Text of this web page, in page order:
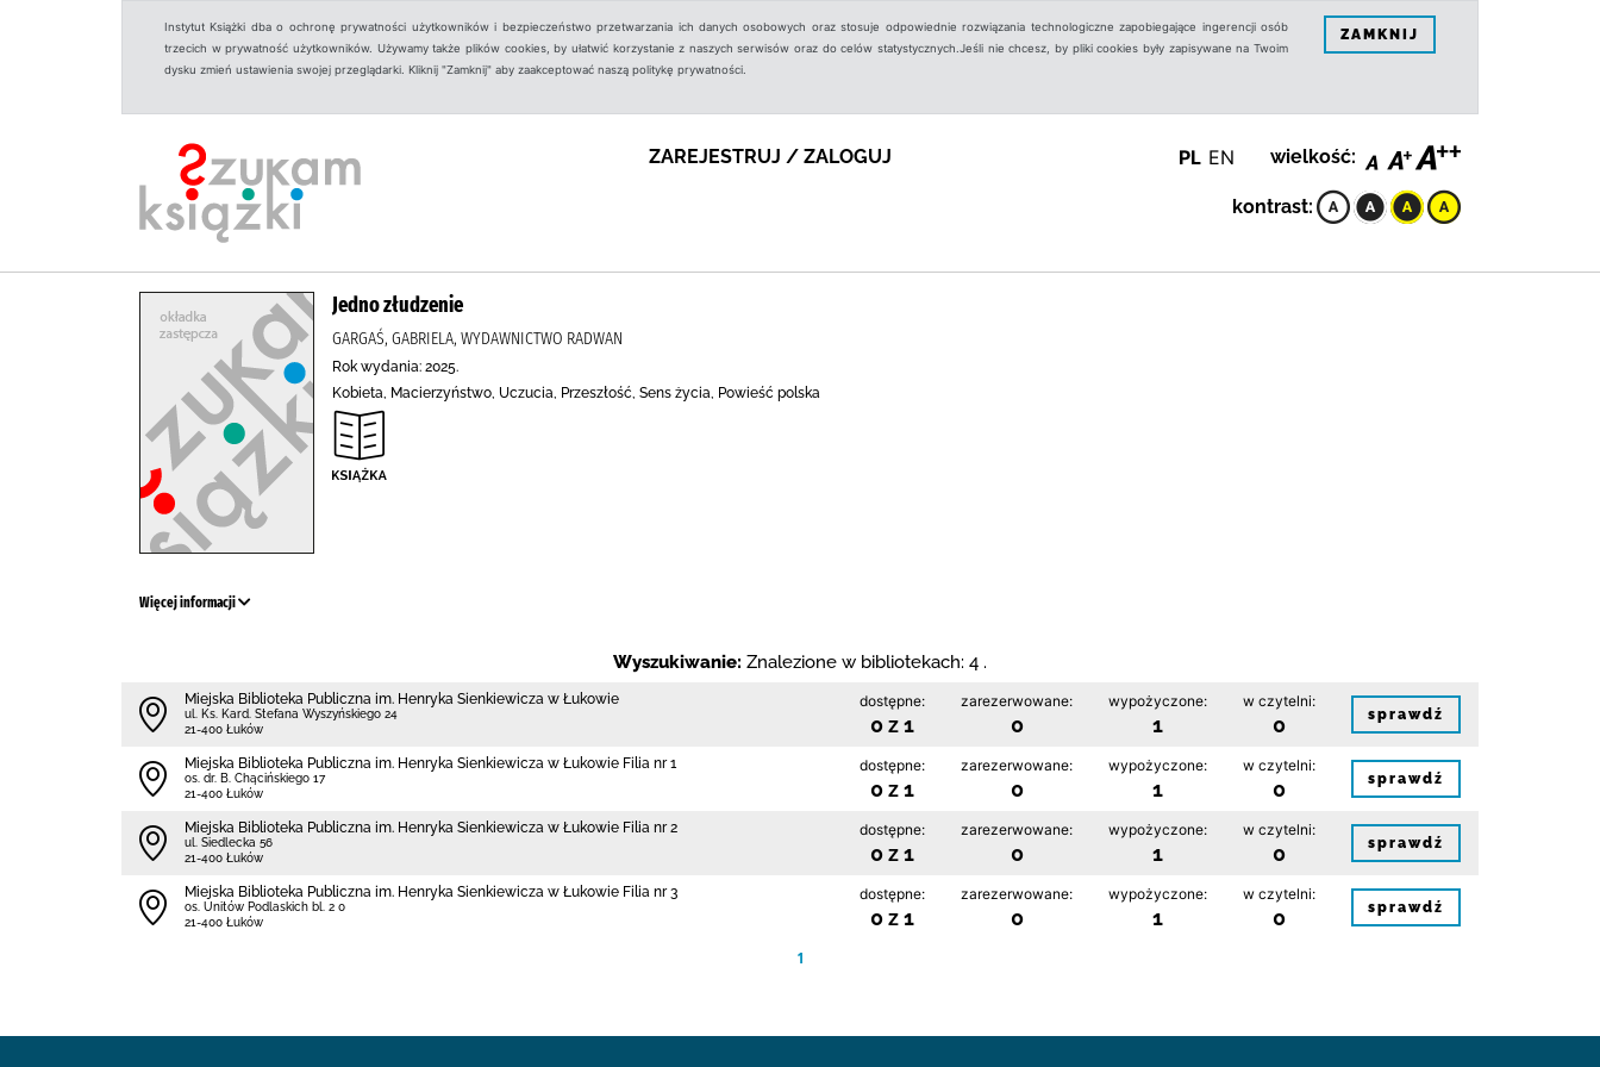
Instytut Książki dba o ochronę prywatności użytkowników i bezpieczeństwo przetwarzania ich danych osobowych oraz stosuje odpowiednie rozwiązania technologiczne zapobiegające ingerencji osób
trzecich w prywatność użytkowników. Używamy także plików cookies, by ułatwić korzystanie z naszych serwisów oraz do celów statystycznych.Jeśli nie chcesz, by pliki cookies były zapisywane na Twoim
dysku zmień ustawienia swojej przeglądarki. Kliknij "Zamknij" aby zaakceptować naszą politykę prywatności.
ZAMKNIJ
ZAREJESTRUJ / ZALOGUJ PL EN wielkość:
kontrast:
Jedno złudzenie
GARGAŚ, GABRIELA, WYDAWNICTWO RADWAN
Rok wydania: 2025.
Kobieta, Macierzyństwo, Uczucia, Przeszłość, Sens życia, Powieść polska
Więcej informacji
Wyszukiwanie: Znalezione w bibliotekach: 4 .
Miejska Biblioteka Publiczna im. Henryka Sienkiewicza w Łukowie
ul. Ks. Kard. Stefana Wyszyńskiego 24
21-400 Łuków
dostępne:
0 z 1
zarezerwowane:
0
wypożyczone:
1
w czytelni:
0 sprawdź
Miejska Biblioteka Publiczna im. Henryka Sienkiewicza w Łukowie Filia nr 1
os. dr. B. Chącińskiego 17
21-400 Łuków
dostępne:
0 z 1
zarezerwowane:
0
wypożyczone:
1
w czytelni:
0 sprawdź
Miejska Biblioteka Publiczna im. Henryka Sienkiewicza w Łukowie Filia nr 2
ul. Siedlecka 56
21-400 Łuków
dostępne:
0 z 1
zarezerwowane:
0
wypożyczone:
1
w czytelni:
0 sprawdź
Miejska Biblioteka Publiczna im. Henryka Sienkiewicza w Łukowie Filia nr 3
os. Unitów Podlaskich bl. 2 0
21-400 Łuków
dostępne:
0 z 1
zarezerwowane:
0
wypożyczone:
1
w czytelni:
0 sprawdź
1